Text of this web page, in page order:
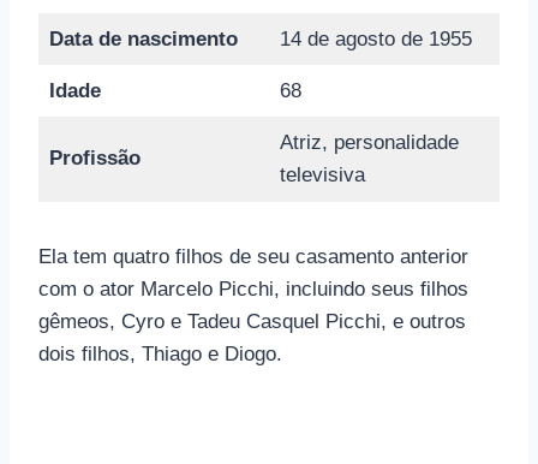
Data de nascimento 14 de agosto de 1955
Idade 68
Profissão
Atriz, personalidade
televisiva
Ela tem quatro filhos de seu casamento anterior
com o ator Marcelo Picchi, incluindo seus filhos
gêmeos, Cyro e Tadeu Casquel Picchi, e outros
dois filhos, Thiago e Diogo.